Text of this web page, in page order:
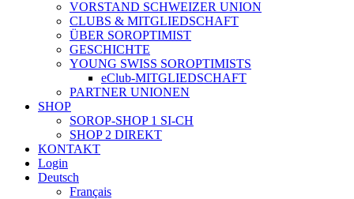
VORSTAND SCHWEIZER UNION
CLUBS & MITGLIEDSCHAFT
ÜBER SOROPTIMIST
GESCHICHTE
YOUNG SWISS SOROPTIMISTS
eClub-MITGLIEDSCHAFT
PARTNER UNIONEN
SHOP
SOROP-SHOP 1 SI-CH
SHOP 2 DIREKT
KONTAKT
Login
Deutsch
Français